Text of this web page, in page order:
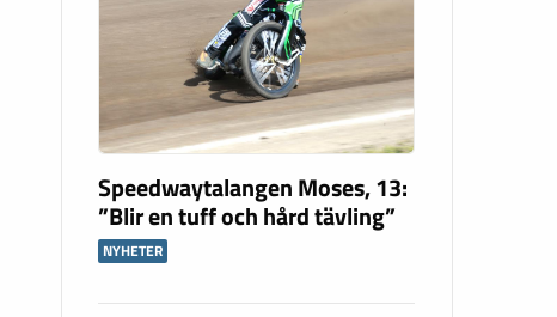
Speedwaytalangen Moses, 13:
”Blir en tuff och hård tävling”
NYHETER